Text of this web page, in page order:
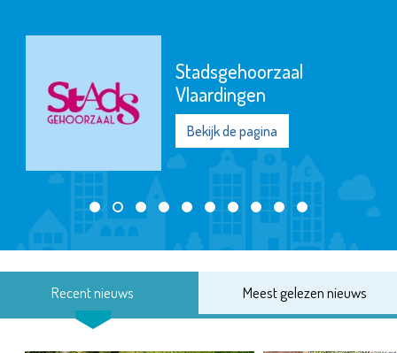
Stadsgehoorzaal
Vlaardingen
Bekijk de pagina
Recent nieuws Meest gelezen nieuws